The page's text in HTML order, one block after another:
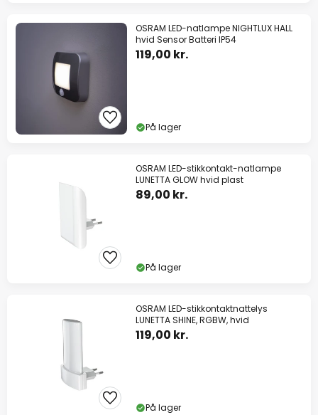
OSRAM LED-natlampe NIGHTLUX HALL
hvid Sensor Batteri IP54
119,00 kr.
På lager
OSRAM LED-stikkontakt-natlampe
LUNETTA GLOW hvid plast
89,00 kr.
På lager
OSRAM LED-stikkontaktnattelys
LUNETTA SHINE, RGBW, hvid
119,00 kr.
På lager